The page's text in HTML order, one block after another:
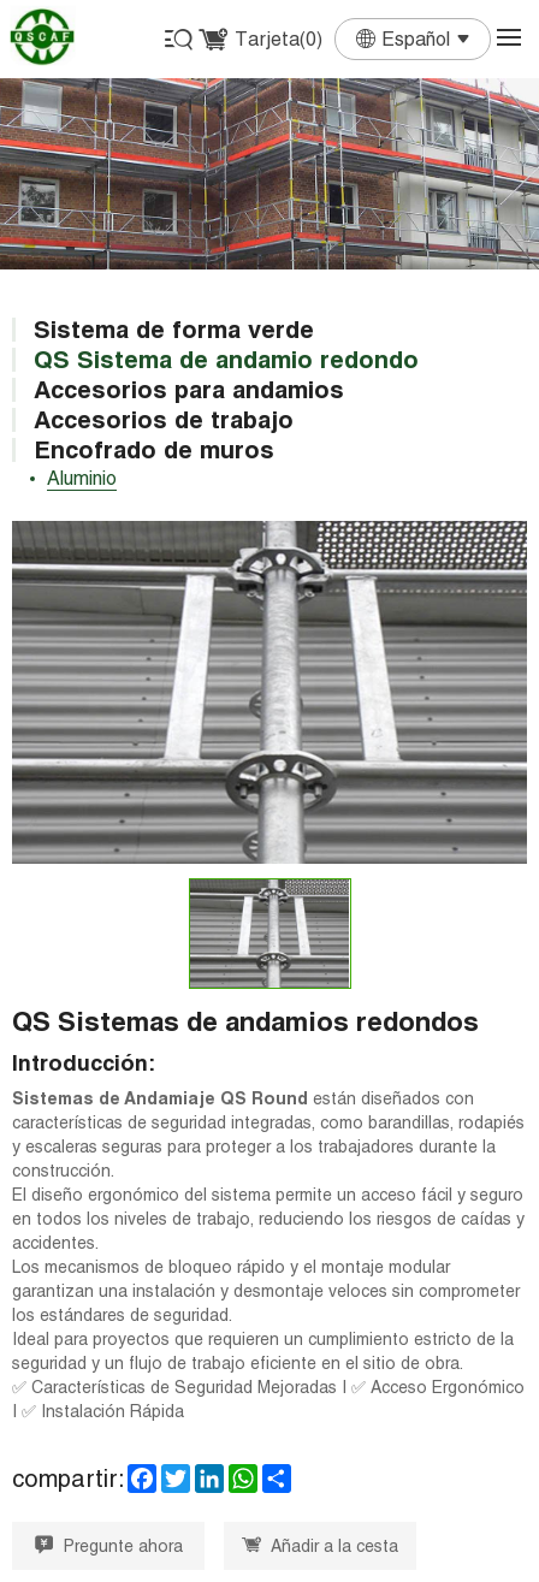
Tarjeta(0) Español
English
Français
Deutsch
Español
Português
Sistema de forma verde
QS Sistema de andamio redondo
Aluminio
Accesorios para andamios
Accesorios de trabajo
Encofrado de muros
QS Sistemas de andamios redondos
Introducción:
Sistemas de Andamiaje QS Round están diseñados con
características de seguridad integradas, como barandillas, rodapiés
y escaleras seguras para proteger a los trabajadores durante la
construcción.
El diseño ergonómico del sistema permite un acceso fácil y seguro
en todos los niveles de trabajo, reduciendo los riesgos de caídas y
accidentes.
Los mecanismos de bloqueo rápido y el montaje modular
garantizan una instalación y desmontaje veloces sin comprometer
los estándares de seguridad.
Ideal para proyectos que requieren un cumplimiento estricto de la
seguridad y un flujo de trabajo eficiente en el sitio de obra.
✅ Características de Seguridad Mejoradas | ✅ Acceso Ergonómico
| ✅ Instalación Rápida
compartir:
F
a
b
T
w
L
W
h
t
s
e
Pregunte ahora Añadir a la cesta